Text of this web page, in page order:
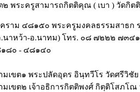
๒ พระครูสามารถกิตติคุณ ( เบา ) วัดกิ
คราม ๔๘๑๕๐ พระครูมงคลธรรมสาธก
.นาหว้า-อ.นาทม) โทร. ๐๘ ๗๒๒๒ ๗๓๔๑
๘๐ - ๔๘๑๔๐
มเขต๑ พระปลัดอุดร อินฺทวีโร วัดศรีวิ
มเขต๒ เจ้าอธิการกิตติพงศ์ กิตฺติโสภโ